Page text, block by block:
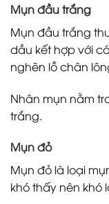
Mụn đầu trắng
Mụn đầu trắng
dầu kết hợp với
nghẽn lỗ chân
Nhân mụn nằm
trắng.
Mụn đỏ
Mụn đỏ là loại
khó thấy nên khó